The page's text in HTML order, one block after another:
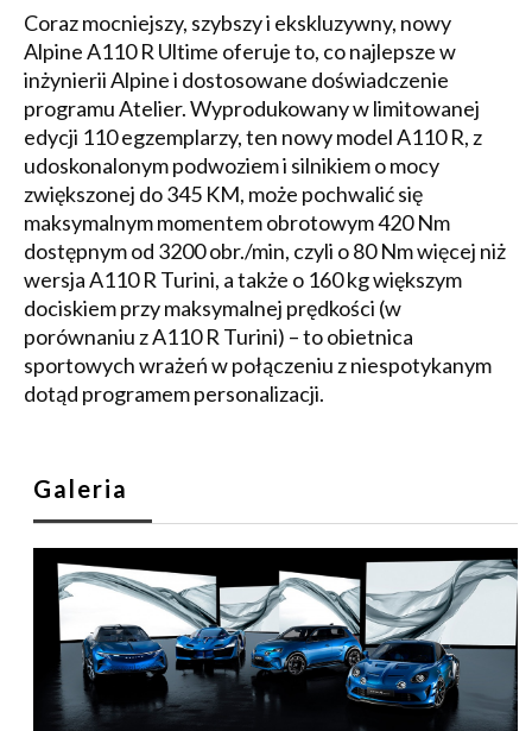
Coraz mocniejszy, szybszy i ekskluzywny, nowy
Alpine A110 R Ultime oferuje to, co najlepsze w
inżynierii Alpine i dostosowane doświadczenie
programu Atelier. Wyprodukowany w limitowanej
edycji 110 egzemplarzy, ten nowy model A110 R, z
udoskonalonym podwoziem i silnikiem o mocy
zwiększonej do 345 KM, może pochwalić się
maksymalnym momentem obrotowym 420 Nm
dostępnym od 3200 obr./min, czyli o 80 Nm więcej niż
wersja A110 R Turini, a także o 160 kg większym
dociskiem przy maksymalnej prędkości (w
porównaniu z A110 R Turini) – to obietnica
sportowych wrażeń w połączeniu z niespotykanym
dotąd programem personalizacji.
Galeria